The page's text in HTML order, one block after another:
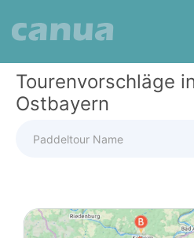
Tourenvorschläge
Ostbayern